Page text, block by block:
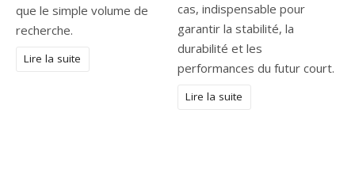
que le simple volume de
recherche.
Lire la suite
cas, indispensable pour
garantir la stabilité, la
durabilité et les
performances du futur court.
Lire la suite